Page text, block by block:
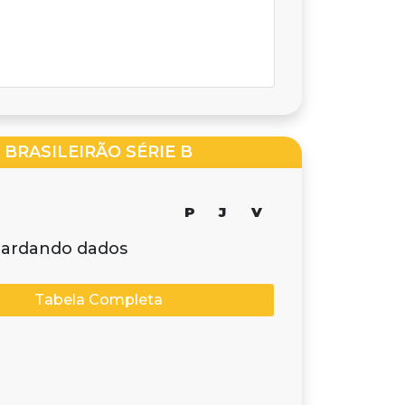
BRASILEIRÃO SÉRIE B
P J V
dados
Tabela Completa